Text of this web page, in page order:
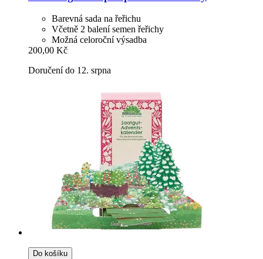
Barevná sada na řeřichu
Včetně 2 balení semen řeřichy
Možná celoroční výsadba
200,00 Kč
Doručení do 12. srpna
Do košíku